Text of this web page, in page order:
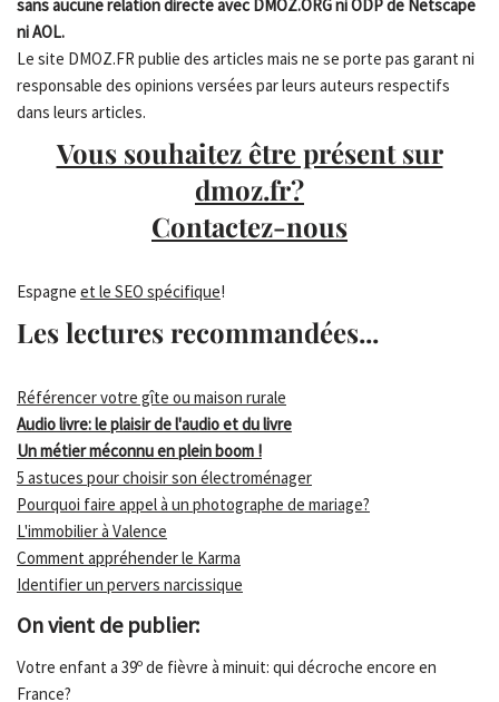
sans aucune relation directe avec DMOZ.ORG ni ODP de Netscape
ni AOL.
Le site DMOZ.FR publie des articles mais ne se porte pas garant ni
responsable des opinions versées par leurs auteurs respectifs
dans leurs articles.
Vous souhaitez être présent sur
dmoz.fr?
Contactez-nous
Espagne et le SEO spécifique!
Les lectures recommandées...
Référencer votre gîte ou maison rurale
Audio livre: le plaisir de l'audio et du livre
Un métier méconnu en plein boom !
5 astuces pour choisir son électroménager
Pourquoi faire appel à un photographe de mariage?
L'immobilier à Valence
Comment appréhender le Karma
Identifier un pervers narcissique
On vient de publier:
Votre enfant a 39º de fièvre à minuit: qui décroche encore en
France?